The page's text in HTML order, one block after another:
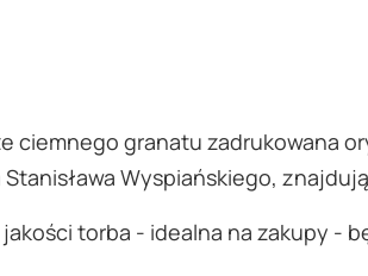
ciemnego granatu zadrukowana
Wyspiańskiego,
torba - idealna na zakupy -